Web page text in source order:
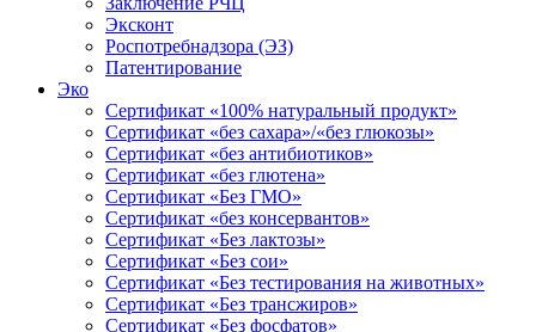
Эксконт
Роспотребнадзора (ЭЗ)
Патентирование
Эко
Сертификат «100% натуральный продукт»
Сертификат «без сахара»/«без глюкозы»
Сертификат «без антибиотиков»
Сертификат «без глютена»
Сертификат «Без ГМО»
Сертификат «без консервантов»
Сертификат «Без лактозы»
Сертификат «Без сои»
Сертификат «Без тестирования на животных»
Сертификат «Без трансжиров»
Сертификат «Без фосфатов»